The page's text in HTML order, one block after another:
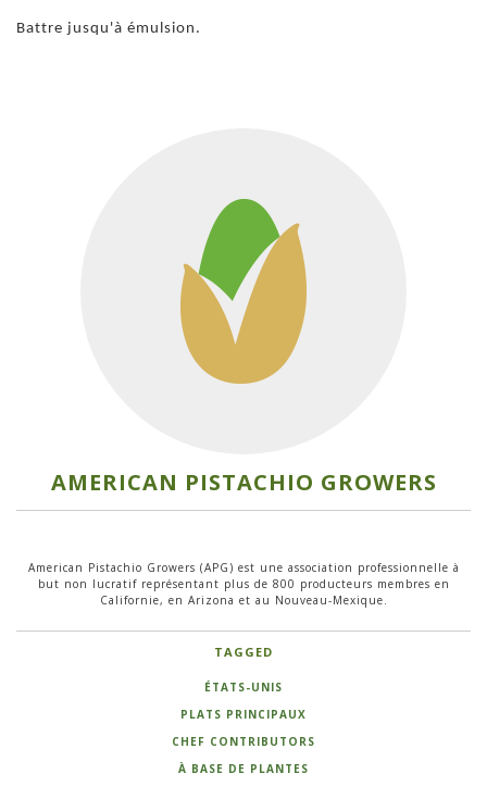
Battre jusqu'à émulsion.
AMERICAN PISTACHIO GROWERS
American Pistachio Growers (APG) est une association professionnelle à
but non lucratif représentant plus de 800 producteurs membres en
Californie, en Arizona et au Nouveau-Mexique.
TAGGED
ÉTATS-UNIS
PLATS PRINCIPAUX
CHEF CONTRIBUTORS
À BASE DE PLANTES